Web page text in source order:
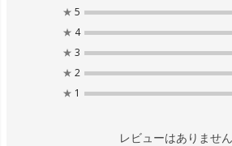
★ 5
★ 4
★ 3
★ 2
★ 1
レビューはありません